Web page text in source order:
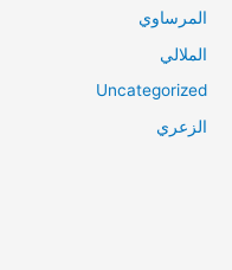
المرساوي
الملالي
Uncategorized
الزعري